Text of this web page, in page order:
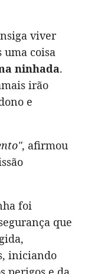
viver
coisa
ninhada.
irão
e
, afirmou
foi
que
iniciando